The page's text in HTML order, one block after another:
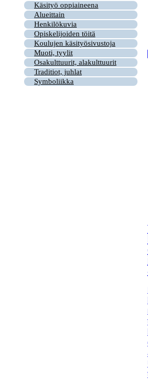
Käsityö oppiaineena
Alueittain
Henkilökuvia
Opiskelijoiden töitä
Koulujen käsityösivustoja
Muoti, tyylit
Osakulttuurit, alakulttuurit
Traditiot, juhlat
Symboliikka